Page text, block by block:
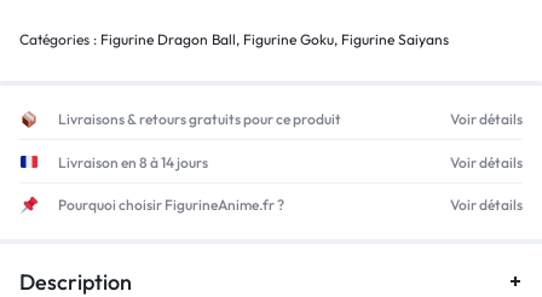
Catégories : Figurine Dragon Ball, Figurine Goku, Figurine Saiyans
Livraisons & retours gratuits pour ce produit Voir détails
Livraison en 8 à 14 jours Voir détails
Pourquoi choisir FigurineAnime.fr ? Voir détails
Description